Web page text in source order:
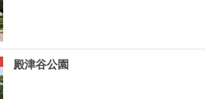
殿津谷公園